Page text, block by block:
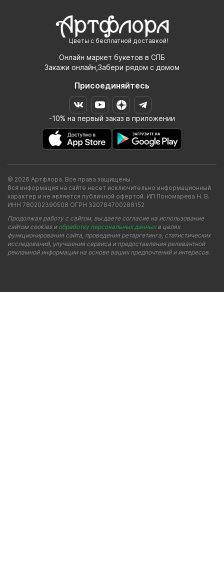
Цветы с бесплатной доставкой!
Онлайн маркет букетов в СПБ
Закажи онлайн,Забери рядом с домом
Присоединяйтесь
-10% на первый заказ в приложении
© 2026 Артфлора. Все права защищены.
Вся информация на сайте несет исключительно информационный
характер и не является публичной офертой. ИП Пономарева Н. В.
ИНН 780202390508 ОГРН 320784700288152
Продолжая работу с сайтом, вы даете согласие на использование
сайтом cookies и обработку персональных данныхв целях
функционирования сайта, проведения ретаргетинга, статистических
исследований, улучшения сервиса и предоставления релевантной
рекламной информации на основе ваших предпочтений и интересов.